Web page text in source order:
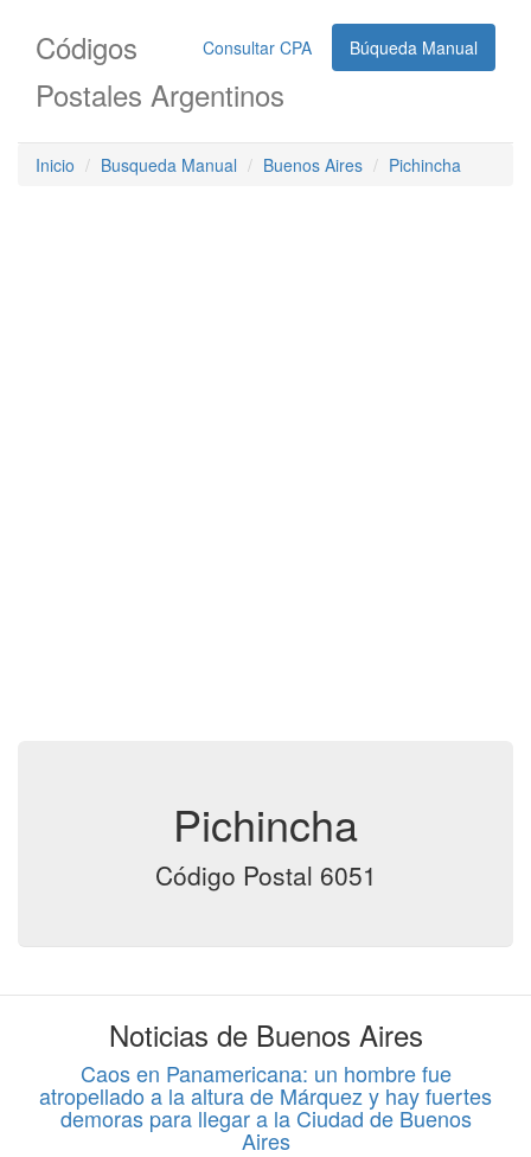
Consultar CPA Búqueda Manual
Códigos
Postales Argentinos
Inicio Busqueda Manual Buenos Aires Pichincha
Pichincha
Código Postal 6051
Noticias de Buenos Aires
Caos en Panamericana: un hombre fue
atropellado a la altura de Márquez y hay fuertes
demoras para llegar a la Ciudad de Buenos
Aires